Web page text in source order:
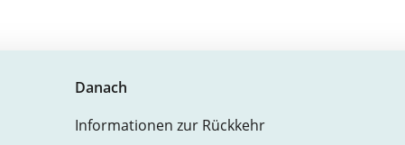
Danach
Informationen zur Rückkehr